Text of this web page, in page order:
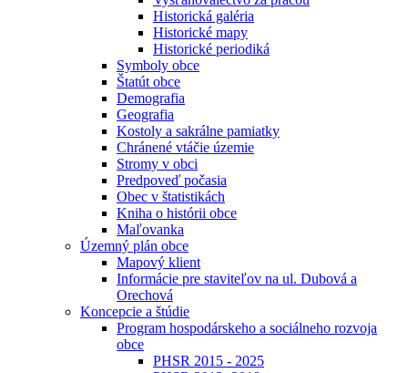
Historická galéria
Historické mapy
Historické periodiká
Symboly obce
Štatút obce
Demografia
Geografia
Kostoly a sakrálne pamiatky
Chránené vtáčie územie
Stromy v obci
Predpoveď počasia
Obec v štatistikách
Kniha o histórii obce
Maľovanka
Územný plán obce
Mapový klient
Informácie pre staviteľov na ul. Dubová a
Orechová
Koncepcie a štúdie
Program hospodárskeho a sociálneho rozvoja
obce
PHSR 2015 - 2025